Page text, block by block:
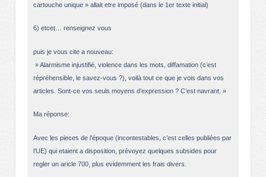
cartouche unique » allait etre imposé (dans le 1er texte initial)
6) etcet… renseignez vous
puis je vous cite a nouveau:
» Alarmisme injustifié, violence dans les mots, diffamation (c’est
répréhensible, le savez-vous ?), voilà tout ce que je vois dans vos
articles. Sont-ce vos seuls moyens d’expression ? C’est navrant. »
Ma réponse:
Avec les pieces de l’époque (incontestables, c’est celles publiées par
l’UE) qui etaient a disposition, prévoyez quelques subsides pour
regler un aricle 700, plus evidemment les frais divers.